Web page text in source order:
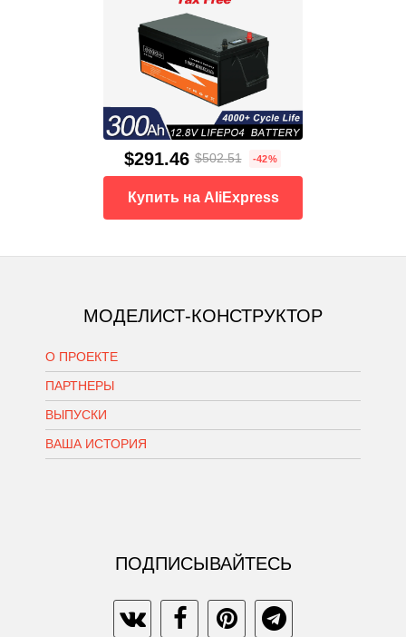
$291.46 $502.51 -42%
Купить на AliExpress
МОДЕЛИСТ-КОНСТРУКТОР
О ПРОЕКТЕ
ПАРТНЕРЫ
ВЫПУСКИ
ВАША ИСТОРИЯ
ПОДПИСЫВАЙТЕСЬ